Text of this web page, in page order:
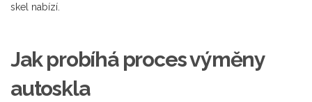
skel nabízí.
Jak probíhá proces výměny
autoskla